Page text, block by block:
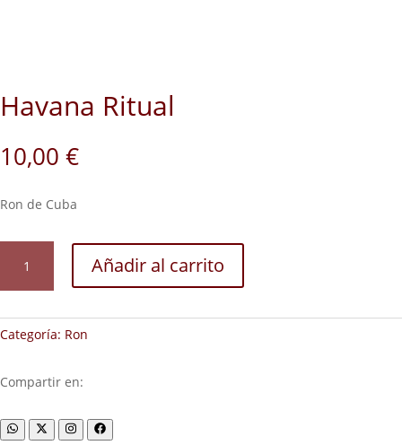
Havana Ritual
10,00 €
Ron de Cuba
Ritual
cantidad
Añadir al carrito
Categoría: Ron
Compartir en: